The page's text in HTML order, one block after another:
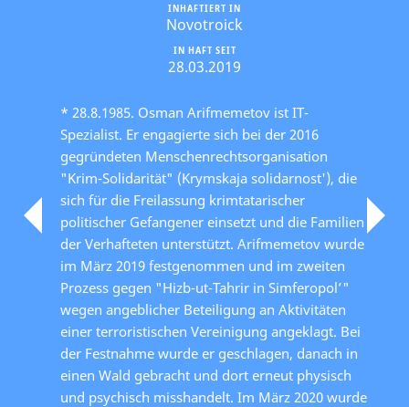
IN HAFT SEIT
28.03.2019
INHAFTIERT IN
Novotroick
* 28.8.1985. Osman Arifmemetov ist IT-
Spezialist. Er engagierte sich bei der 2016
gegründeten Menschenrechtsorganisation
"Krim-Solidarität" (Krymskaja solidarnost'), die
sich für die Freilassung krimtatarischer
politischer Gefangener einsetzt und die Familien
der Verhafteten unterstützt. Arifmemetov wurde
im März 2019 festgenommen und im zweiten
Prozess gegen "Hizb-ut-Tahrir in Simferopol’"
wegen angeblicher Beteiligung an Aktivitäten
einer terroristischen Vereinigung angeklagt. Bei
der Festnahme wurde er geschlagen, danach in
einen Wald gebracht und dort erneut physisch
und psychisch misshandelt. Im März 2020 wurde